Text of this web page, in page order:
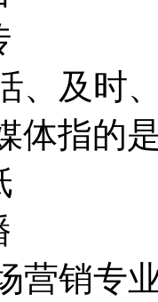
宣
、及时
体指
营销专